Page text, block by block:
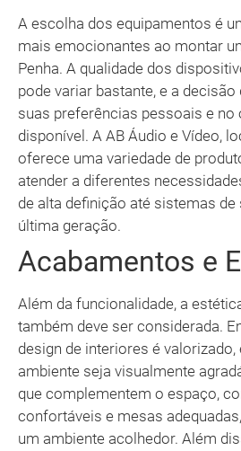
A escolha dos equipamentos é
mais emocionantes ao montar
Penha. A qualidade dos
pode variar bastante, e a
suas preferências pessoais e no
disponível. A AB Áudio e Vídeo,
oferece uma variedade de
atender a diferentes
de alta definição até sistemas
última geração.
Acabamentos e
Além da funcionalidade, a
também deve ser considerada.
design de interiores é valorizado,
ambiente seja visualmente
que complementem o espaço,
confortáveis e mesas
um ambiente acolhedor. Além